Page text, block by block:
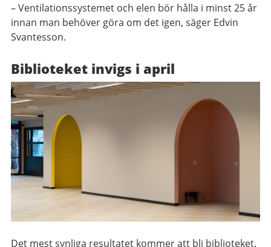
– Ventilationssystemet och elen bör hålla i minst 25 år
innan man behöver göra om det igen, säger Edvin
Svantesson.
Biblioteket invigs i april
Det mest synliga resultatet kommer att bli biblioteket.